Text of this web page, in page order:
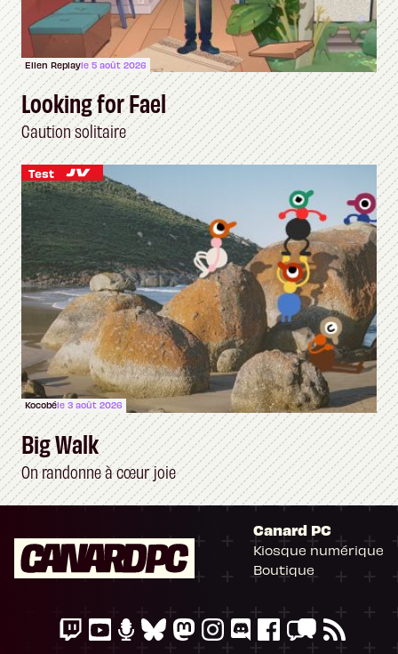
Ellen Replayle 5 août 2026
Looking for Fael
Caution solitaire
Test
Kocobéle 3 août 2026
Big Walk
On randonne à cœur joie
Canard PC
Kiosque numérique
Boutique